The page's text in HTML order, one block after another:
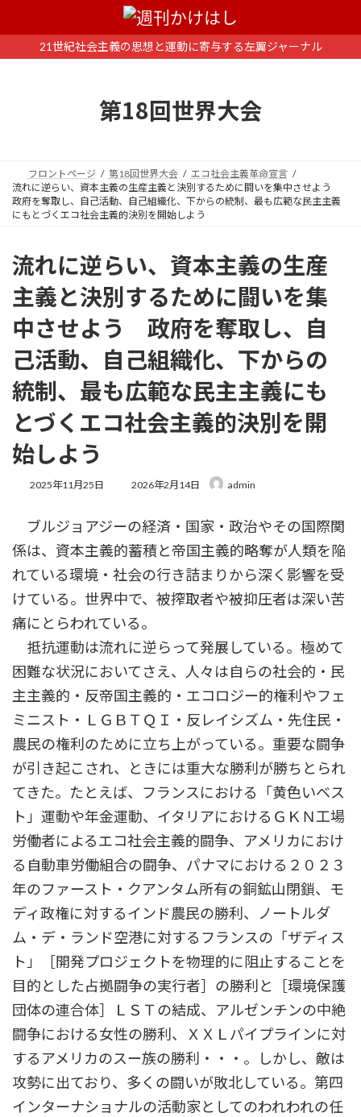
ン
ー
21世紀社会主義の思想と運動に寄与する左翼ジャーナル
第18回世界大会
フロントページ 第18回世界大会
エコ社会主義革命宣言
流れに逆らい、資本主義の生産主義と決別するために闘いを集中させよう
政府を奪取し、自己活動、自己組織化、下からの統制、最も広範な民主主義
にもとづくエコ社会主義的決別を開始しよう
流れに逆らい、資本主義の生産
主義と決別するために闘いを集
中させよう 政府を奪取し、自
己活動、自己組織化、下からの
統制、最も広範な民主主義にも
とづくエコ社会主義的決別を開
始しよう
2025年11月25日
最
新
時
:
2026年2月14日 admin
ブルジョアジーの経済・国家・政治やその国際関
係は、資本主義的蓄積と帝国主義的略奪が人類を陥
れている環境・社会の行き詰まりから深く影響を受
けている。世界中で、被搾取者や被抑圧者は深い苦
痛にとらわれている。
抵抗運動は流れに逆らって発展している。極めて
困難な状況においてさえ、人々は自らの社会的・民
主主義的・反帝国主義的・エコロジー的権利やフェ
ミニスト・ＬＧＢＴＱＩ・反レイシズム・先住民・
農民の権利のために立ち上がっている。重要な闘争
が引き起こされ、ときには重大な勝利が勝ちとられ
てきた。たとえば、フランスにおける「黄色いベス
ト」運動や年金運動、イタリアにおけるＧＫＮ工場
労働者によるエコ社会主義的闘争、アメリカにおけ
る自動車労働組合の闘争、パナマにおける２０２３
年のファースト・クアンタム所有の銅鉱山閉鎖、モ
ディ政権に対するインド農民の勝利、ノートルダ
ム・デ・ランド空港に対するフランスの「ザディス
ト」［開発プロジェクトを物理的に阻止することを
目的とした占拠闘争の実行者］の勝利と［環境保護
団体の連合体］ＬＳＴの結成、アルゼンチンの中絶
闘争における女性の勝利、ＸＸＬパイプラインに対
するアメリカのスー族の勝利・・・。しかし、敵は
攻勢に出ており、多くの闘いが敗北している。第四
インターナショナルの活動家としてのわれわれの任